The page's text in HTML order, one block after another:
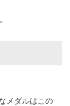
メダルはこの